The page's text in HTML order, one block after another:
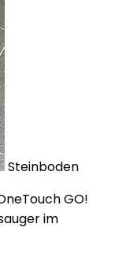
Steinboden
GO!
im